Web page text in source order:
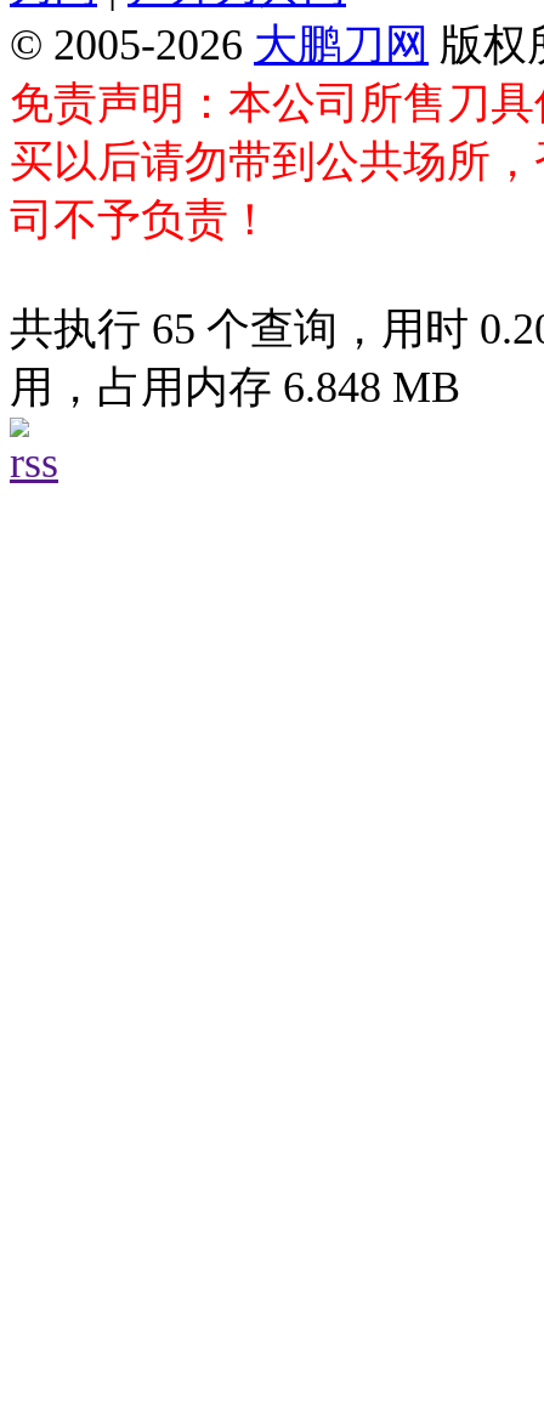
© 2005-2026 大鹏刀网 版权
免责声明：本公司所售刀
买以后请勿带到公共场所
司不予负责！
共执行 65 个查询，用时
用，占用内存 6.848 MB